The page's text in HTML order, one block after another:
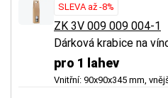
SLEVA až -8%
ZK 3V 009 009 004-1
Dárková krabice na
pro 1 lahev
Vnitřní: 90x90x345 mm,